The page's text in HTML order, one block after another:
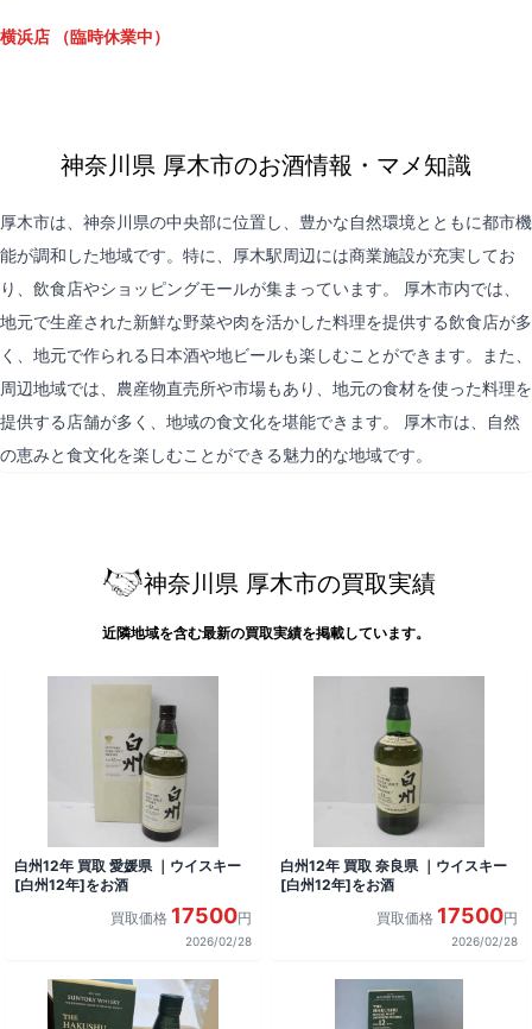
横浜店 （臨時休業中）
神奈川県 厚木市のお酒情報・マメ知識
厚木市は、神奈川県の中央部に位置し、豊かな自然環境とともに都市機
能が調和した地域です。特に、厚木駅周辺には商業施設が充実してお
り、飲食店やショッピングモールが集まっています。 厚木市内では、
地元で生産された新鮮な野菜や肉を活かした料理を提供する飲食店が多
く、地元で作られる日本酒や地ビールも楽しむことができます。また、
周辺地域では、農産物直売所や市場もあり、地元の食材を使った料理を
提供する店舗が多く、地域の食文化を堪能できます。 厚木市は、自然
の恵みと食文化を楽しむことができる魅力的な地域です。
神奈川県 厚木市の買取実績
近隣地域を含む最新の買取実績を掲載しています。
白州12年 買取 愛媛県 ｜ウイスキー
[白州12年]をお酒
買取価格 17500円
2026/02/28
白州12年 買取 奈良県 ｜ウイスキー
[白州12年]をお酒
買取価格 17500円
2026/02/28